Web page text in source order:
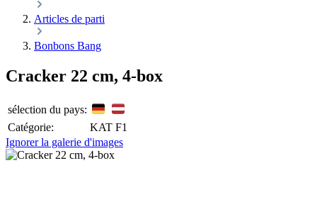
Articles de parti
Bonbons Bang
Cracker 22 cm, 4-box
sélection du pays:
Catégorie:
KAT F1
Ignorer la galerie d'images